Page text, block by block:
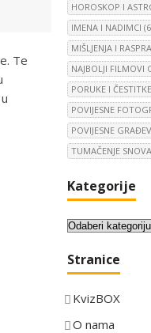
Te
HOROSKOP I
IMENA I NADIMCI
MIŠLJENJA I
NAJBOLJI FILMOVI
PORUKE I ČESTITKE
POVIJESNE
POVIJESNE
TUMAČENJE SNOVA
Kategorije
K
t
g
o
Stranice
KvizBOX
O nama